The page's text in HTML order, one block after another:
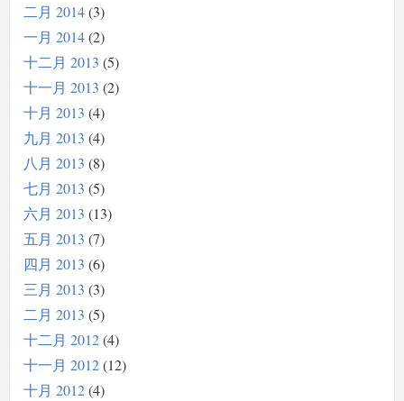
二月 2014 3
一月 2014 2
十二月 2013 5
十一月 2013 2
十月 2013 4
九月 2013 4
八月 2013 8
七月 2013 5
六月 2013 13
五月 2013 7
四月 2013 6
三月 2013 3
二月 2013 5
十二月 2012 4
十一月 2012 12
十月 2012 4